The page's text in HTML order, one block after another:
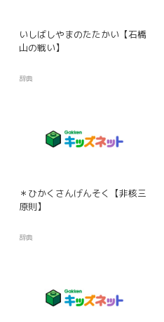
いしばしやまのたたかい【石橋
山の戦い】
辞典
＊ひかくさんげんそく【非核三
原則】
辞典